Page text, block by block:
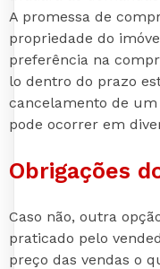
A promessa de
propriedade do
preferência na
lo dentro do prazo
cancelamento de
pode ocorrer em
Obrigações
Caso não, outra
praticado pelo
preço das vendas o